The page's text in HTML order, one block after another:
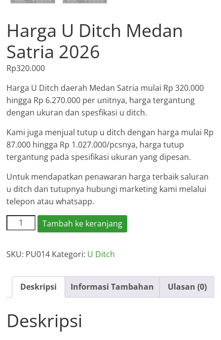
Harga U Ditch Medan
Satria 2026
Rp320.000
Harga U Ditch daerah Medan Satria mulai Rp 320.000
hingga Rp 6.270.000 per unitnya, harga tergantung
dengan ukuran dan spesfikasi u ditch.
Kami juga menjual tutup u ditch dengan harga mulai Rp
87.000 hingga Rp 1.027.000/pcsnya, harga tutup
tergantung pada spesifikasi ukuran yang dipesan.
Untuk mendapatkan penawaran harga terbaik saluran
u ditch dan tutupnya hubungi marketing kami melalui
telepon atau whatsapp.
Kuantitas
Harga
Ditch
Satria
2026
Tambah ke keranjang
SKU: PU014 Kategori: U Ditch
Deskripsi Informasi Tambahan Ulasan (0)
Deskripsi